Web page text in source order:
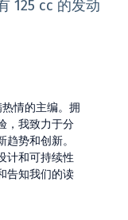
125 cc 的发动
情的主编。拥
，我致力于分
势和创新。
计和可持续性
告知我们的读